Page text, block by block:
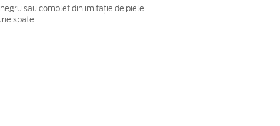
sau complet din imitație de piele.
spate.